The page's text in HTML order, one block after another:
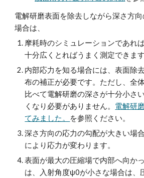
電解研磨表面を除去しながら深さ方
場合は、
摩耗時のシミュレーションであれ
十分広くとればうまく測定できます
内部応力を知る場合には、表面除
布の補正が必要です。ただし、全
比べて電解研磨の深さが十分小さ
くなり必要がありません。 電解研
てみました。 を参照ください。
深さ方向の応力の勾配が大きい場
により応力が変わります。
表面が最大の圧縮場で内部へ向か
は、入射角度ψ0が小さな場合は、